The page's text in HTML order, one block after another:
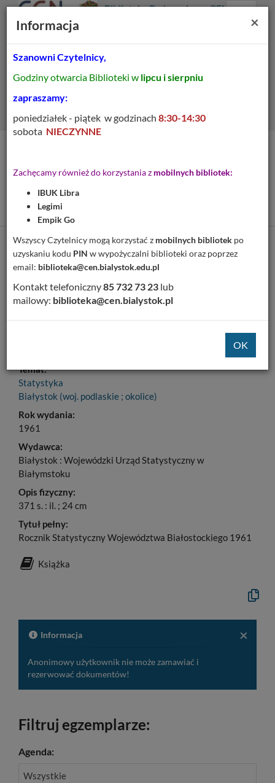
główne
główna
Prolib
główna
Biblioteka Pedagogiczna CEN
Menu
Województwa
Białostockiego 1961
Cytuj
Dodaj na Twoją półkę
Szczegóły MARC 21
Rocznik Statystyczny Województwa Białostockiego 1961
Temat:
Statystyka
Białystok (woj. podlaskie ; okolice)
Rok wydania:
1961
Wydawca:
Białystok : Wojewódzki Urząd Statystyczny w
Białymstoku
Opis fizyczny:
371 s. : il. ; 24 cm
Tytuł pełny:
Rocznik Statystyczny Województwa Białostockiego 1961
Książka
Kopiuj
do
×
Informacja
Anonimowy użytkownik nie może zamawiać i
rezerwować dokumentów!
Filtruj egzemplarze:
Agenda:
Wszystkie
×
Informacja
Szanowni Czytelnicy,
Godziny otwarcia Biblioteki w lipcu i sierpniu
zapraszamy:
poniedziałek - piątek w godzinach 8:30-14:30
sobota NIECZYNNE
Zachęcamy również do korzystania z mobilnych bibliotek:
IBUK Libra
Legimi
Empik Go
Wszyscy Czytelnicy mogą korzystać z mobilnych bibliotek po
uzyskaniu kodu PIN w wypożyczalni biblioteki oraz poprzez
email: biblioteka@cen.bialystok.edu.pl
Kontakt telefoniczny85 732 73 23 lub
mailowy: biblioteka@cen.bialystok.pl